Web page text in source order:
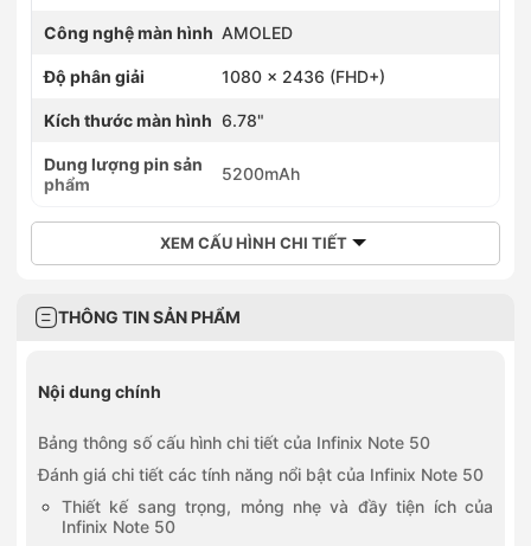
Công nghệ màn hình AMOLED
Độ phân giải 1080 x 2436 (FHD+)
Kích thước màn hình 6.78"
Dung lượng pin sản
phẩm
5200mAh
XEM CẤU HÌNH CHI TIẾT
THÔNG TIN SẢN PHẨM
Nội dung chính
Bảng thông số cấu hình chi tiết của Infinix Note 50
Đánh giá chi tiết các tính năng nổi bật của Infinix Note 50
Thiết kế sang trọng, mỏng nhẹ và đầy tiện ích của
Infinix Note 50